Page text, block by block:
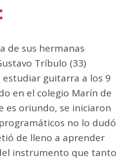
de sus hermanas
Tríbulo (33)
estudiar guitarra a los 9
en el colegio Marín de
es oriundo, se iniciaron
no lo dudó
de lleno a aprender
instrumento que tanto